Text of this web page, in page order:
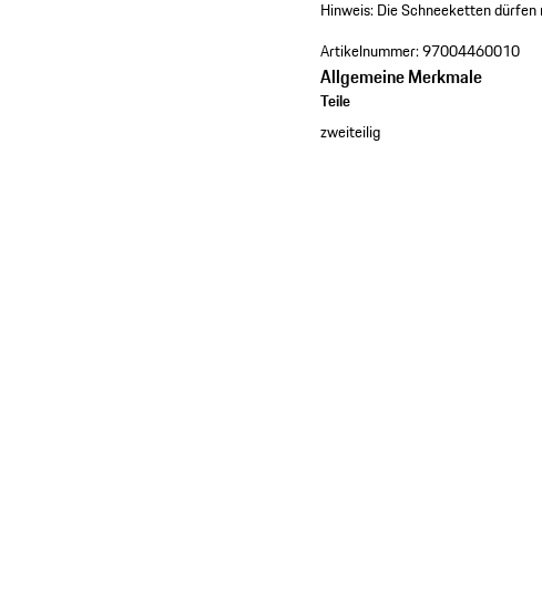
Hinweis: Die Schneeketten
Artikelnummer:97004460010
Allgemeine Merkmale
Teile
zweiteilig